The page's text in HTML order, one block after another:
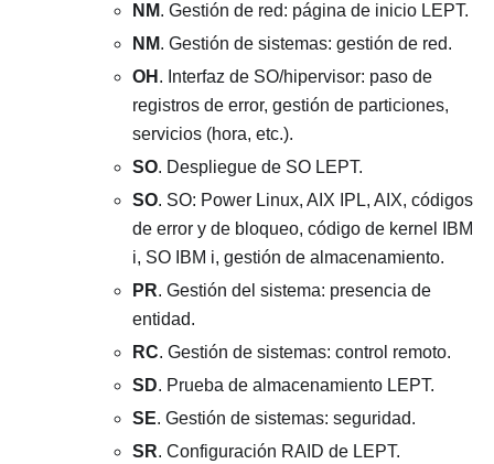
NM. Gestión de red: página de inicio LEPT.
NM. Gestión de sistemas: gestión de red.
OH . Interfaz de SO/hipervisor: paso de
registros de error, gestión de particiones,
servicios (hora, etc.).
SO. Despliegue de SO LEPT.
SO. SO: Power Linux, AIX IPL, AIX, códigos
de error y de bloqueo, código de kernel IBM
i, SO IBM i, gestión de almacenamiento.
PR. Gestión del sistema: presencia de
entidad.
RC. Gestión de sistemas: control remoto.
SD. Prueba de almacenamiento LEPT.
SE. Gestión de sistemas: seguridad.
SR. Configuración RAID de LEPT.